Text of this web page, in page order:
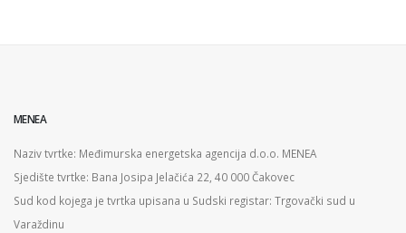
MENEA
Naziv tvrtke: Međimurska energetska agencija d.o.o. MENEA
Sjedište tvrtke: Bana Josipa Jelačića 22, 40 000 Čakovec
Sud kod kojega je tvrtka upisana u Sudski registar: Trgovački sud u
Varaždinu